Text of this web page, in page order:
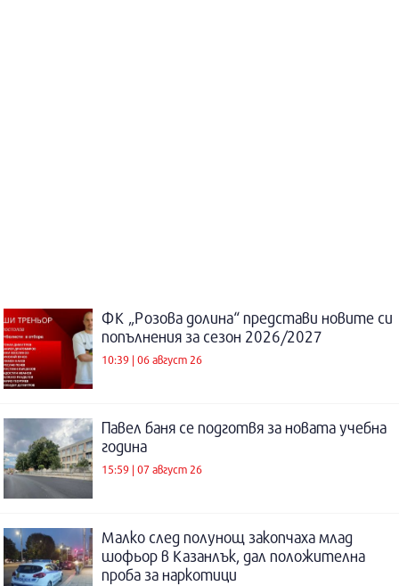
ФК „Розова долина“ представи новите си
попълнения за сезон 2026/2027
10:39 | 06 август 26
Павел баня се подготвя за новата учебна
година
15:59 | 07 август 26
Малко след полунощ закопчаха млад
шофьор в Казанлък, дал положителна
проба за наркотици